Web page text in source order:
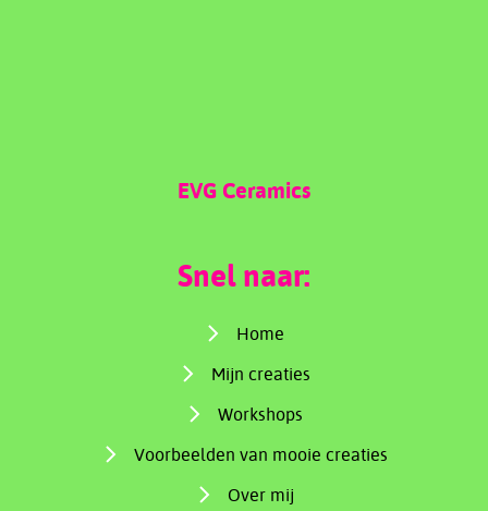
EVG Ceramics
Snel naar:
Home
Mijn creaties
Workshops
Voorbeelden van mooie creaties
Over mij